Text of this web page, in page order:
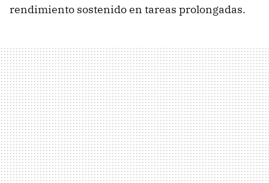
rendimiento sostenido en tareas prolongadas.